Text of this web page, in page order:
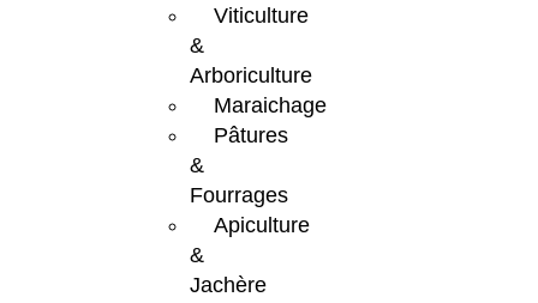
Viticulture
&
Arboriculture
Maraichage
Pâtures
&
Fourrages
Apiculture
&
Jachère